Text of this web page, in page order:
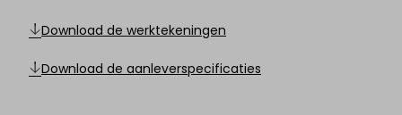
Download de werktekeningen
Download de aanleverspecificaties